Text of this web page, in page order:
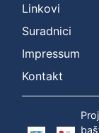
Linkovi
Suradnici
Impressum
Kontakt